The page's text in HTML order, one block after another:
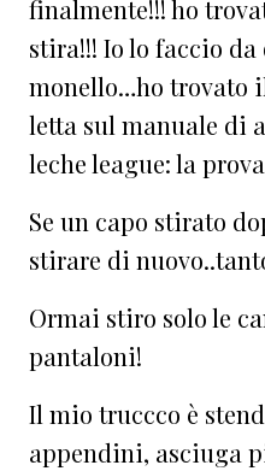
finalmente!!! ho
stira!!! Io lo faccio
monello…ho trovato
letta sul manuale di
leche league: la
Se un capo stirato
stirare di
Ormai stiro solo le
pantaloni!
Il mio truccco è
appendini, asciuga